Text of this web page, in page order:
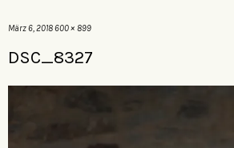
März 6, 2018600 × 899
DSC_8327